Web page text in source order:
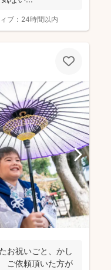
ブ： 24時間以内
お祝いごと、かし
ご依頼頂いた方が